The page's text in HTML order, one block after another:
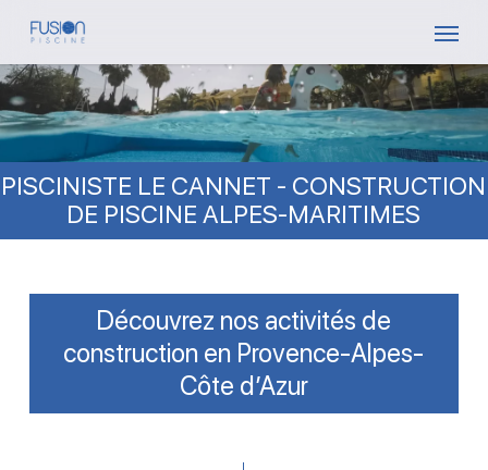
Skip
main
content
PISCINISTE LE CANNET - CONSTRUCTION
DE PISCINE ALPES-MARITIMES
Découvrez nos activités de
construction en Provence-Alpes-
Côte d’Azur